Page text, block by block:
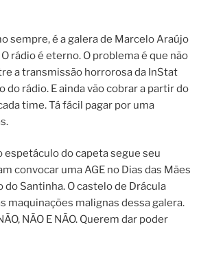
sempre, é a galera de Marcelo Araújo
O rádio é eterno. O problema é que não
a transmissão horrorosa da InStat
do rádio. E ainda vão cobrar a partir do
time. Tá fácil pagar por uma
espetáculo do capeta segue seu
convocar uma AGE no Dias das Mães
do Santinha. O castelo de Drácula
maquinações malignas dessa galera.
NÃO E NÃO. Querem dar poder